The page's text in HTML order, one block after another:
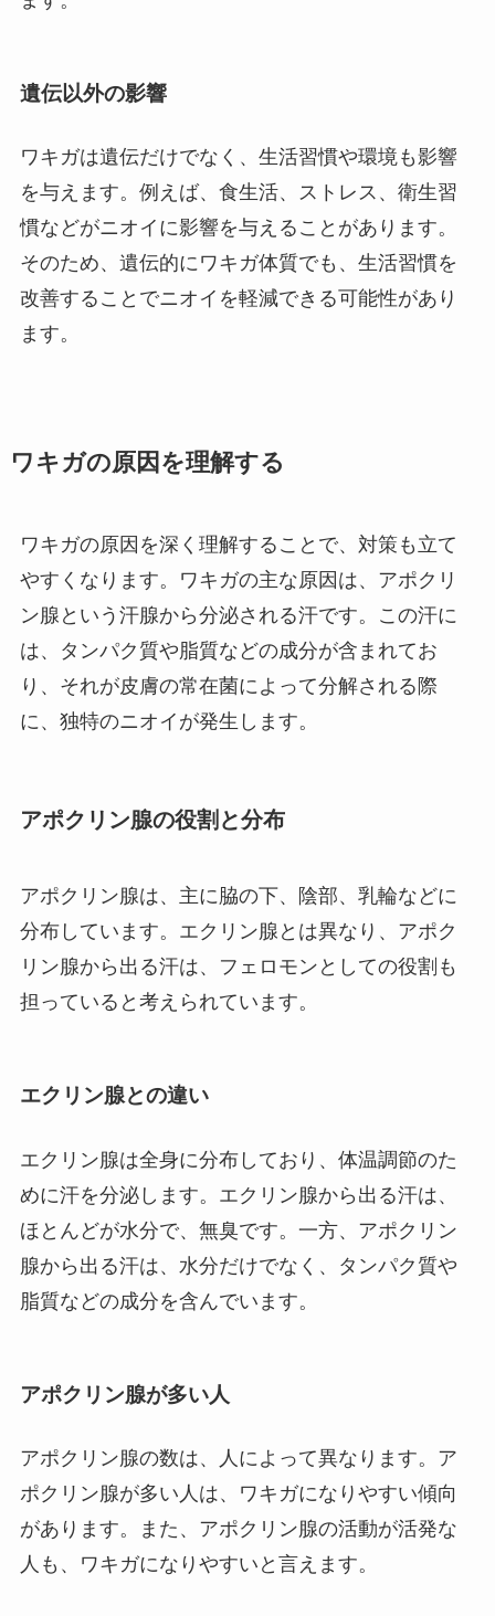
遺伝以外の影響
ワキガは遺伝だけでなく、生活習慣や環境も影響
を与えます。例えば、食生活、ストレス、衛生習
慣などがニオイに影響を与えることがあります。
そのため、遺伝的にワキガ体質でも、生活習慣を
改善することでニオイを軽減できる可能性があり
ます。
ワキガの原因を理解する
ワキガの原因を深く理解することで、対策も立て
やすくなります。ワキガの主な原因は、アポクリ
ン腺という汗腺から分泌される汗です。この汗に
は、タンパク質や脂質などの成分が含まれてお
り、それが皮膚の常在菌によって分解される際
に、独特のニオイが発生します。
アポクリン腺の役割と分布
アポクリン腺は、主に脇の下、陰部、乳輪などに
分布しています。エクリン腺とは異なり、アポク
リン腺から出る汗は、フェロモンとしての役割も
担っていると考えられています。
エクリン腺との違い
エクリン腺は全身に分布しており、体温調節のた
めに汗を分泌します。エクリン腺から出る汗は、
ほとんどが水分で、無臭です。一方、アポクリン
腺から出る汗は、水分だけでなく、タンパク質や
脂質などの成分を含んでいます。
アポクリン腺が多い人
アポクリン腺の数は、人によって異なります。ア
ポクリン腺が多い人は、ワキガになりやすい傾向
があります。また、アポクリン腺の活動が活発な
人も、ワキガになりやすいと言えます。